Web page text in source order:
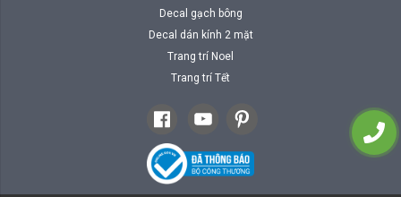
Decal gạch bông
Decal dán kính 2 mặt
Trang trí Noel
Trang trí Tết